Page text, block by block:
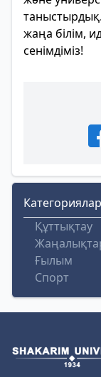
жаңа білім,
сенімдіміз!
Категориялар
Құттықтау
Ғылым
Спорт